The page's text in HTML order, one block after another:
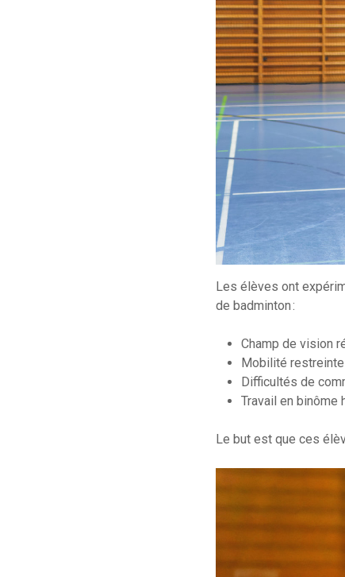
Les élèves ont
de badminton :
Champ de vision
Mobilité restreinte
Difficultés de
Travail en binôme
Le but est que ces